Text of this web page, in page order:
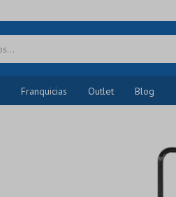
Franquicias Outlet Blog